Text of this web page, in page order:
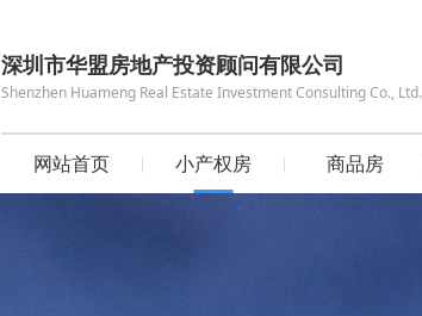
深圳市华盟房地产投资顾问有限公司
Shenzhen Huameng Real Estate Investment Consulting Co., Ltd.
网站首页 小产权房 商品房